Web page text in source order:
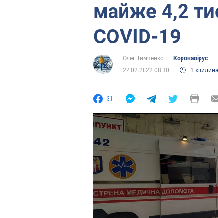
майже 4,2
COVID-19
Олег Тимченко
Коронавірус
22.02.2022 08:30
1 хвилина
31